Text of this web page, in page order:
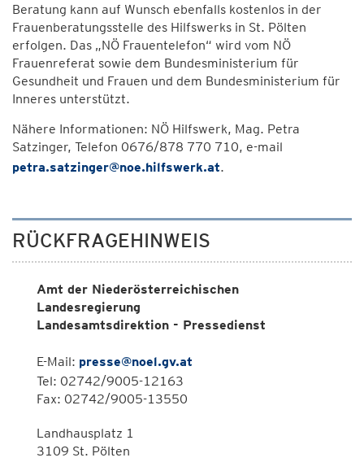
Beratung kann auf Wunsch ebenfalls kostenlos in der
Frauenberatungsstelle des Hilfswerks in St. Pölten
erfolgen. Das „NÖ Frauentelefon“ wird vom NÖ
Frauenreferat sowie dem Bundesministerium für
Gesundheit und Frauen und dem Bundesministerium für
Inneres unterstützt.
Nähere Informationen: NÖ Hilfswerk, Mag. Petra
Satzinger, Telefon 0676/878 770 710, e-mail
petra.satzinger@noe.hilfswerk.at.
RÜCKFRAGEHINWEIS
Amt der Niederösterreichischen
Landesregierung
Landesamtsdirektion - Pressedienst
E-Mail: presse@noel.gv.at
Tel: 02742/9005-12163
Fax: 02742/9005-13550
Landhausplatz 1
3109 St. Pölten